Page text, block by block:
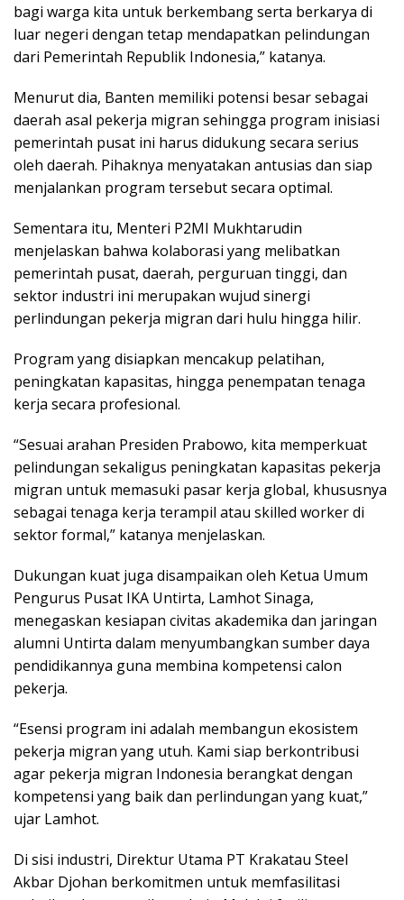
bagi warga kita untuk berkembang serta berkarya di
luar negeri dengan tetap mendapatkan pelindungan
dari Pemerintah Republik Indonesia,” katanya.
Menurut dia, Banten memiliki potensi besar sebagai
daerah asal pekerja migran sehingga program inisiasi
pemerintah pusat ini harus didukung secara serius
oleh daerah. Pihaknya menyatakan antusias dan siap
menjalankan program tersebut secara optimal.
Sementara itu, Menteri P2MI Mukhtarudin
menjelaskan bahwa kolaborasi yang melibatkan
pemerintah pusat, daerah, perguruan tinggi, dan
sektor industri ini merupakan wujud sinergi
perlindungan pekerja migran dari hulu hingga hilir.
Program yang disiapkan mencakup pelatihan,
peningkatan kapasitas, hingga penempatan tenaga
kerja secara profesional.
“Sesuai arahan Presiden Prabowo, kita memperkuat
pelindungan sekaligus peningkatan kapasitas pekerja
migran untuk memasuki pasar kerja global, khususnya
sebagai tenaga kerja terampil atau skilled worker di
sektor formal,” katanya menjelaskan.
Dukungan kuat juga disampaikan oleh Ketua Umum
Pengurus Pusat IKA Untirta, Lamhot Sinaga,
menegaskan kesiapan civitas akademika dan jaringan
alumni Untirta dalam menyumbangkan sumber daya
pendidikannya guna membina kompetensi calon
pekerja.
“Esensi program ini adalah membangun ekosistem
pekerja migran yang utuh. Kami siap berkontribusi
agar pekerja migran Indonesia berangkat dengan
kompetensi yang baik dan perlindungan yang kuat,”
ujar Lamhot.
Di sisi industri, Direktur Utama PT Krakatau Steel
Akbar Djohan berkomitmen untuk memfasilitasi